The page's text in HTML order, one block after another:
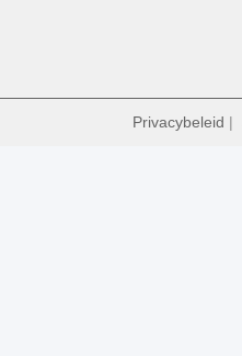
Privacybeleid |